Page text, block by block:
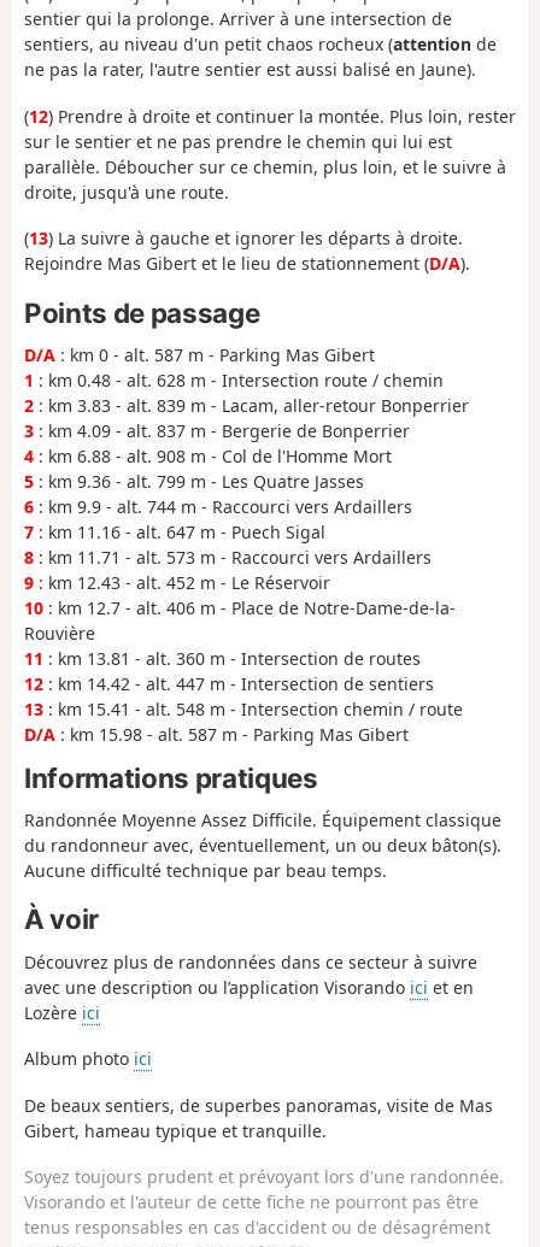
sentier qui la prolonge. Arriver à une intersection de
sentiers, au niveau d'un petit chaos rocheux (attention de
ne pas la rater, l'autre sentier est aussi balisé en Jaune).
(12) Prendre à droite et continuer la montée. Plus loin, rester
sur le sentier et ne pas prendre le chemin qui lui est
parallèle. Déboucher sur ce chemin, plus loin, et le suivre à
droite, jusqu'à une route.
(13) La suivre à gauche et ignorer les départs à droite.
Rejoindre Mas Gibert et le lieu de stationnement (D/A).
Points de passage
D/A : km 0 - alt. 587 m - Parking Mas Gibert
1 : km 0.48 - alt. 628 m - Intersection route / chemin
2 : km 3.83 - alt. 839 m - Lacam, aller-retour Bonperrier
3 : km 4.09 - alt. 837 m - Bergerie de Bonperrier
4 : km 6.88 - alt. 908 m - Col de l'Homme Mort
5 : km 9.36 - alt. 799 m - Les Quatre Jasses
6 : km 9.9 - alt. 744 m - Raccourci vers Ardaillers
7 : km 11.16 - alt. 647 m - Puech Sigal
8 : km 11.71 - alt. 573 m - Raccourci vers Ardaillers
9 : km 12.43 - alt. 452 m - Le Réservoir
10 : km 12.7 - alt. 406 m - Place de Notre-Dame-de-la-
Rouvière
11 : km 13.81 - alt. 360 m - Intersection de routes
12 : km 14.42 - alt. 447 m - Intersection de sentiers
13 : km 15.41 - alt. 548 m - Intersection chemin / route
D/A : km 15.98 - alt. 587 m - Parking Mas Gibert
Informations pratiques
Randonnée Moyenne Assez Difficile. Équipement classique
du randonneur avec, éventuellement, un ou deux bâton(s).
Aucune difficulté technique par beau temps.
À voir
Découvrez plus de randonnées dans ce secteur à suivre
avec une description ou l’application Visorando ici et en
Lozère ici
Album photo ici
De beaux sentiers, de superbes panoramas, visite de Mas
Gibert, hameau typique et tranquille.
Soyez toujours prudent et prévoyant lors d'une randonnée.
Visorando et l'auteur de cette fiche ne pourront pas être
tenus responsables en cas d'accident ou de désagrément